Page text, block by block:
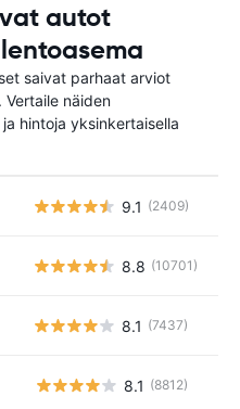
autot
saivat parhaat arviot
Vertaile näiden
hintoja yksinkertaisella
9.1 (2409)
8.8 (10701)
8.1 (7437)
8.1 (8812)